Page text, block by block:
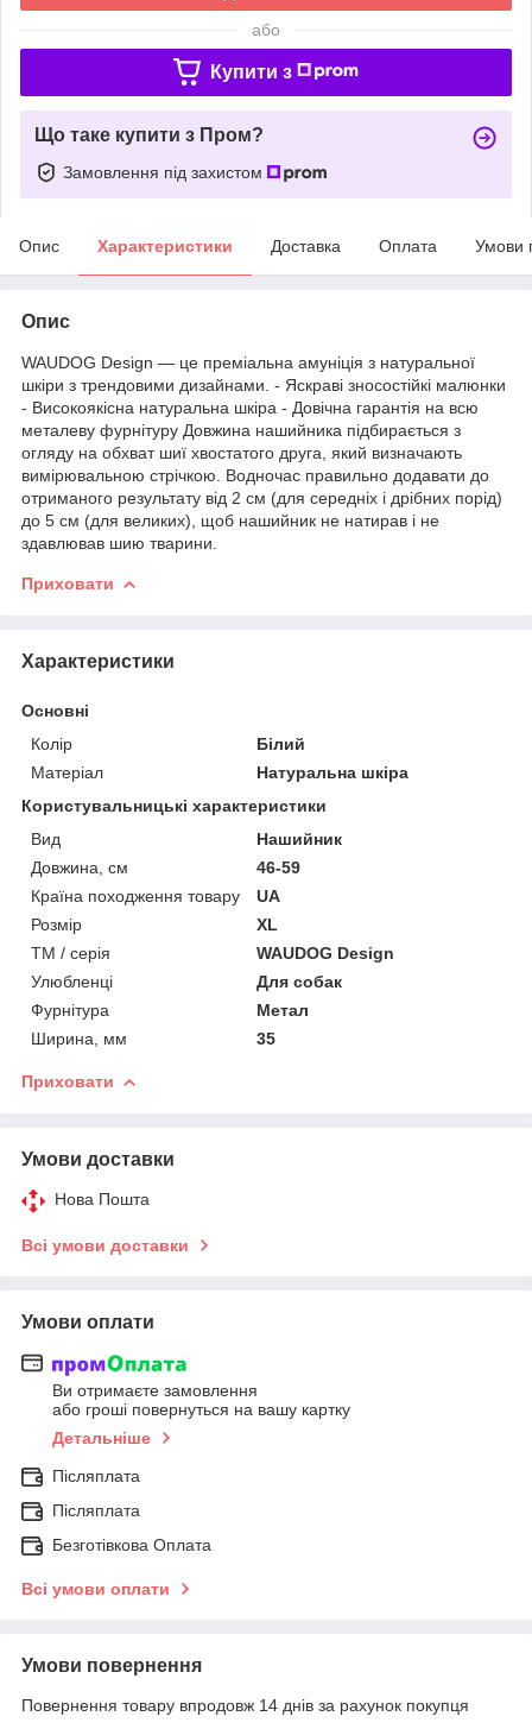
або
Купити з
Що таке купити з Пром?
Замовлення під захистом
Опис Характеристики Доставка Оплата Умови
Опис
WAUDOG Design — це преміальна амуніція з натуральної
шкіри з трендовими дизайнами. - Яскраві зносостійкі малюнки
- Високоякісна натуральна шкіра - Довічна гарантія на всю
металеву фурнітуру Довжина нашийника підбирається з
огляду на обхват шиї хвостатого друга, який визначають
вимірювальною стрічкою. Водночас правильно додавати до
отриманого результату від 2 см (для середніх і дрібних порід)
до 5 см (для великих), щоб нашийник не натирав і не
здавлював шию тварини.
Приховати
Характеристики
Основні
Колір
Білий
Матеріал
Натуральна шкіра
Користувальницькі характеристики
Вид
Нашийник
Довжина, см
46-59
Країна походження товару
UA
Розмір
XL
ТМ / серія
WAUDOG Design
Улюбленці
Для собак
Фурнітура
Метал
Ширина, мм
35
Приховати
Умови доставки
Нова Пошта
Всі умови доставки
Умови оплати
Ви отримаєте замовлення
або гроші повернуться на вашу картку
Детальніше
Післяплата
Післяплата
Безготівкова Оплата
Всі умови оплати
Умови повернення
Повернення товару впродовж 14 днів за рахунок покупця